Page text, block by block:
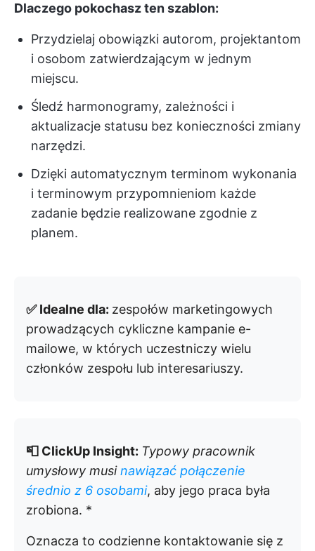
Dlaczego pokochasz ten szablon:
Przydzielaj obowiązki autorom, projektantom
i osobom zatwierdzającym w jednym
miejscu.
Śledź harmonogramy, zależności i
aktualizacje statusu bez konieczności zmiany
narzędzi.
Dzięki automatycznym terminom wykonania
i terminowym przypomnieniom każde
zadanie będzie realizowane zgodnie z
planem.
✅ Idealne dla: zespołów marketingowych
prowadzących cykliczne kampanie e-
mailowe, w których uczestniczy wielu
członków zespołu lub interesariuszy.
📮 ClickUp Insight: Typowy pracownik
umysłowy musinawiązać połączenie
średnio z 6 osobami, aby jego praca była
zrobiona. *
Oznacza to codzienne kontaktowanie się z